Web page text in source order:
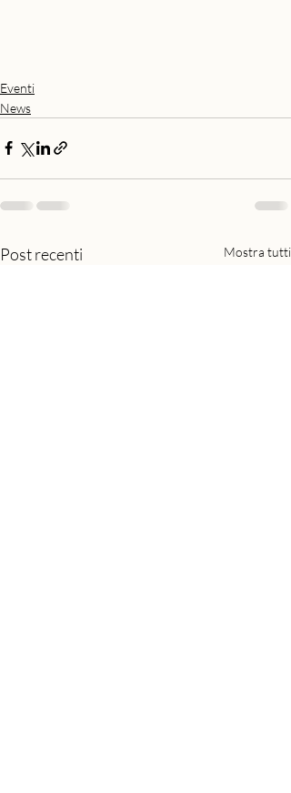
Eventi
News
Post recenti Mostra tutti